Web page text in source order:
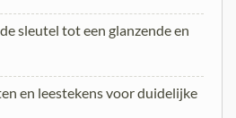
sleutel tot een glanzende en
en leestekens voor duidelijke